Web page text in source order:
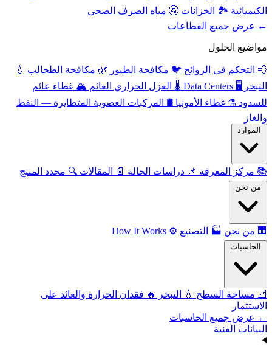
الكيميائية 🏞️ الخزانات 🚰 مياه الصرف الصحي
← عرض جميع القطاعات
مواضيع الحلول
💨 التحكم في الروائح 🐦 مكافحة الطيور 🌿 مكافحة الطحالب 💧
التبخر 🖥️
🌡️ العزل الحراري العائم 🏔️ غطاء عائم
للسدود ⚗️ غطاء الأمونيا 🛢️ المركبات العضوية المتطايرة — النفط
والغاز
الموارد
📚 مركز المعرفة 📌 دراسات الحالة 📄 المقالات 🔍 محدد المنتج
من نحن
🏢 من نحن 🏭 التصنيع ⚙️
الحاسبات
📐 مساحة السطح 💧 التبخر 🔥 فقدان الحرارة والعائد على
الاستثمار
← عرض جميع الحاسبات
البيانات الفنية